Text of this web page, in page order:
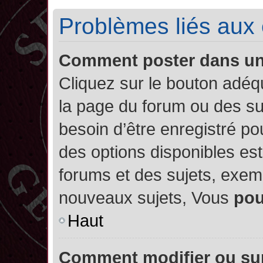
Problèmes liés
Comment poster dans
Cliquez sur le bouton
la page du forum ou des
besoin d’être enregistré
des options disponibles
forums et des sujets,
nouveaux sujets, Vous
Haut
Comment modifier ou